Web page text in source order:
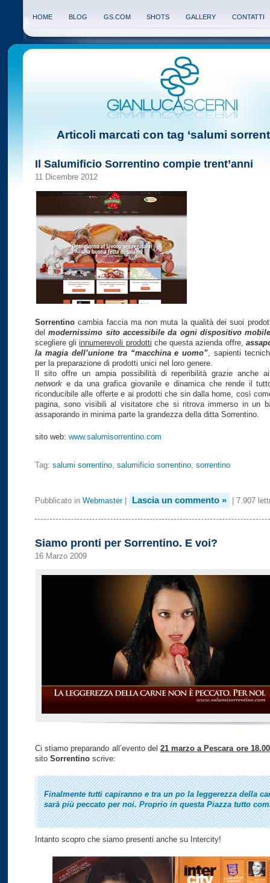
HOME BLOG GS.COM SHOTS GALLERY CONTATTI
Articoli marcati con tag ‘salumi
Il Salumificio Sorrentino compie trent’anni
11 Dicembre 2012
Sorrentino cambia faccia ma non muta la qualità dei suoi
delmodernissimo sito accessibile da ogni dispositivo
scegliere gliinnumerevoli prodotti che questa azienda offre,
la magia dell’unione tra “macchina e uomo” , sapienti
per la preparazione di prodotti unici nel loro genere.
Il sito offre un ampia possibilità di reperibilità grazie anche
network e da una grafica giovanile e dinamica che rende il
riconducibile alle offerte e ai prodotti che sin dalla home, così
pagina, sono visibili al visitatore che si ritrova immerso in un
assaporando in minima parte la grandezza della ditta Sorrentino.
sito web: www.salumisorrentino.com
Tag: salumi sorrentino salumificio sorrentino sorrentino
Pubblicato in Webmaster| Lascia un commento » | 7.907
Siamo pronti per Sorrentino. E voi?
16 Marzo 2009
Ci stiamo preparando all’evento del 21 marzo a Pescara ore 18.00
sito Sorrentino scrive:
Finalmente tutti capiranno e tra un po la leggerezza della
sarà più peccato per noi. Proprio in questa Piazza tutto
Intanto scopro che siamo presenti anche su Intercity!